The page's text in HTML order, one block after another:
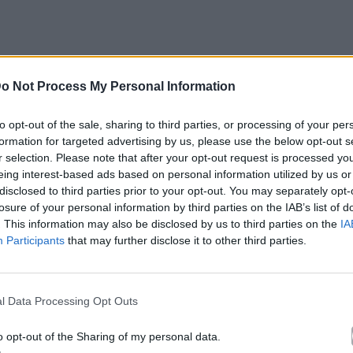
Not Process My Personal Information
opt-out of the sale, sharing to third parties, or processing of your
for targeted advertising by us, please use the below opt-out
selection. Please note that after your opt-out request is processed
interest-based ads based on personal information utilized by us
to third parties prior to your opt-out. You may separately
of your personal information by third parties on the IAB’s list of
This information may also be disclosed by us to third parties on the
Participants that may further disclose it to other third parties.
Data Processing Opt Outs
opt-out of the Sharing of my personal data.
ακόμα και του Ζήση- κατέληξε να γίνει
βιβλίων. Μια πολυσχιδής προσωπικότητα
και μέλος της μουσικής κωμωδίας «Τα
ιστορίες γέλιου και ψαρέματος.
Σαρακατσάνη με πιστοποιημένο ΙQ 156. Ο
είναι και σκηνοθέτης και youtuber. Γνωρίζεται
Μια ζεστή και αληθινή συζήτηση